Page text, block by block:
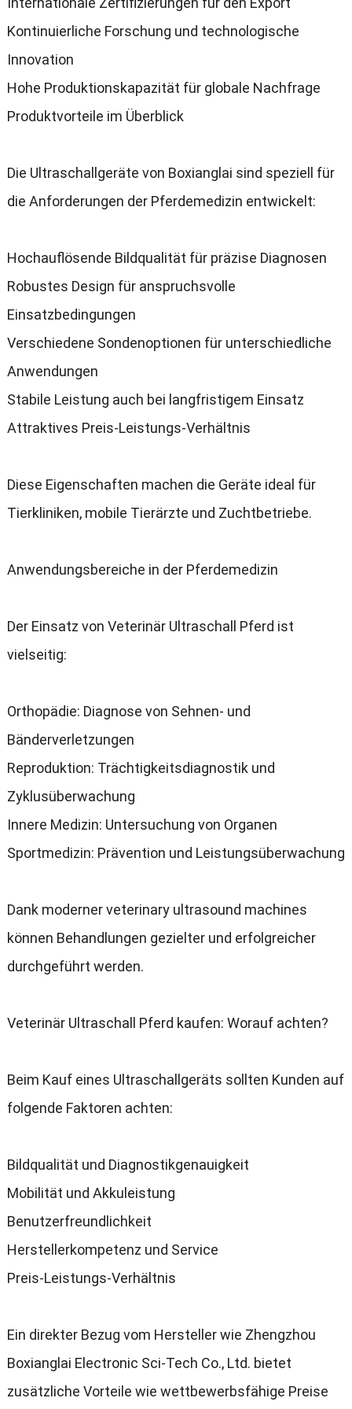
Kontinuierliche Forschung und technologische
Innovation
Hohe Produktionskapazität für globale Nachfrage
Produktvorteile im Überblick
Die Ultraschallgeräte von Boxianglai sind speziell für
die Anforderungen der Pferdemedizin entwickelt:
Hochauflösende Bildqualität für präzise Diagnosen
Robustes Design für anspruchsvolle
Einsatzbedingungen
Verschiedene Sondenoptionen für unterschiedliche
Anwendungen
Stabile Leistung auch bei langfristigem Einsatz
Attraktives Preis-Leistungs-Verhältnis
Diese Eigenschaften machen die Geräte ideal für
Tierkliniken, mobile Tierärzte und Zuchtbetriebe.
Anwendungsbereiche in der Pferdemedizin
Der Einsatz von Veterinär Ultraschall Pferd ist
vielseitig:
Orthopädie: Diagnose von Sehnen- und
Bänderverletzungen
Reproduktion: Trächtigkeitsdiagnostik und
Zyklusüberwachung
Innere Medizin: Untersuchung von Organen
Sportmedizin: Prävention und Leistungsüberwachung
Dank moderner veterinary ultrasound machines
können Behandlungen gezielter und erfolgreicher
durchgeführt werden.
Veterinär Ultraschall Pferd kaufen: Worauf achten?
Beim Kauf eines Ultraschallgeräts sollten Kunden auf
folgende Faktoren achten:
Bildqualität und Diagnostikgenauigkeit
Mobilität und Akkuleistung
Benutzerfreundlichkeit
Herstellerkompetenz und Service
Preis-Leistungs-Verhältnis
Ein direkter Bezug vom Hersteller wie Zhengzhou
Boxianglai Electronic Sci-Tech Co., Ltd. bietet
zusätzliche Vorteile wie wettbewerbsfähige Preise